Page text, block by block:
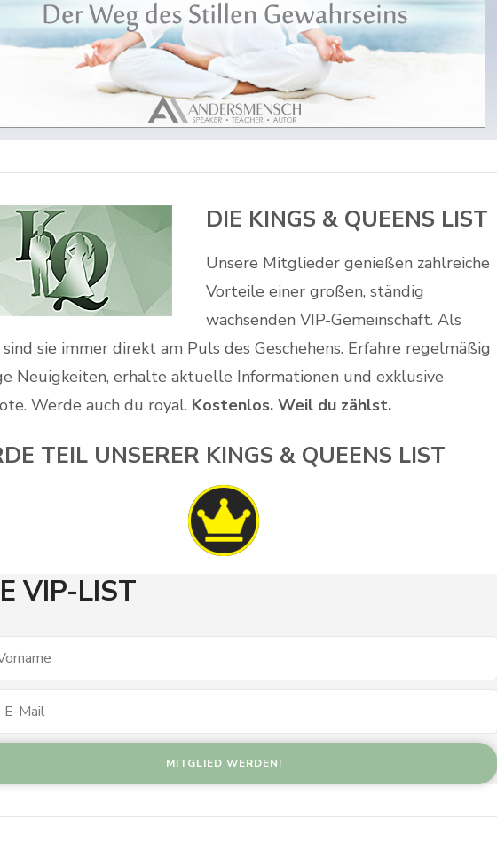
DIE KINGS & QUEENS LIST
Unsere Mitglieder genießen zahlreiche
Vorteile einer großen, ständig
wachsenden VIP-Gemeinschaft. Als
sie immer direkt am Puls des Geschehens. Erfahre regelmäßig
Neuigkeiten, erhalte aktuelle Informationen und exklusive
Werde auch du royal. Kostenlos. Weil du zählst.
TEIL UNSERER KINGS & QUEENS LIST
VIP-LIST